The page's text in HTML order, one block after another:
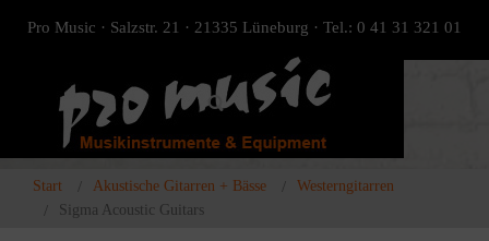
Pro Music · Salzstr. 21 · 21335 Lüneburg · Tel.: 0 41 31 321 01
Start Akustische Gitarren + Bässe
Westerngitarren
Sigma Acoustic Guitars